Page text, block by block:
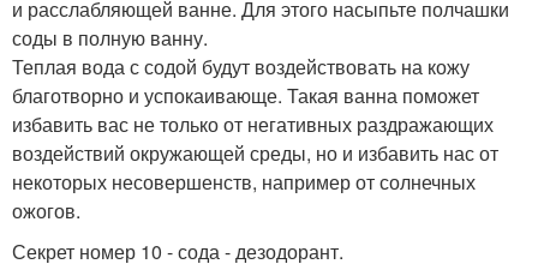
и расслабляющей ванне. Для этого насыпьте полчашки
соды в полную ванну.
Теплая вода с содой будут воздействовать на кожу
благотворно и успокаивающе. Такая ванна поможет
избавить вас не только от негативных раздражающих
воздействий окружающей среды, но и избавить нас от
некоторых несовершенств, например от солнечных
ожогов.
Секрет номер 10 - сода - дезодорант.